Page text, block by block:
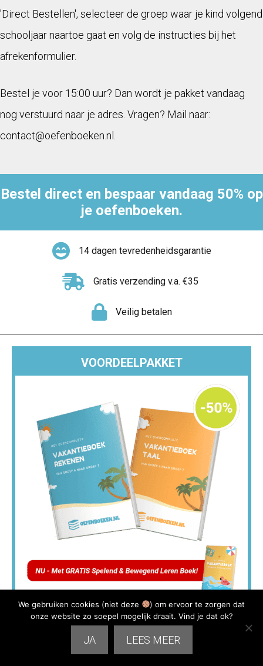
'Direct Bestellen', selecteer de groep waar je kind volgend
schooljaar naartoe gaat en volg de instructies bij het
afrekenformulier.
Bestel je voor 15:00 uur? Dan wordt je pakket vandaag
nog verstuurd naar je adres. Vragen? Mail naar:
contact@oefenboeken.nl.
Bestel direct en bespaar vandaag 50% op
je oefenboeken.
14 dagen tevredenheidsgarantie
Gratis verzending v.a. €35
Veilig betalen
VOORDEELPAKKET
Voordeelpakket
We gebruiken cookies (niet deze
) om ervoor te zorgen dat
onze website zo soepel mogelijk draait. Vind je dat ok?
JA LEES MEER